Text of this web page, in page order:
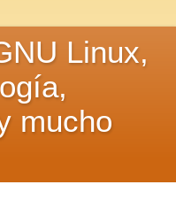
Linux,
mucho